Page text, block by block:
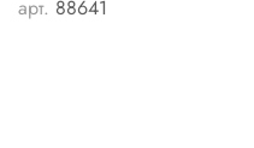
арт. 88641